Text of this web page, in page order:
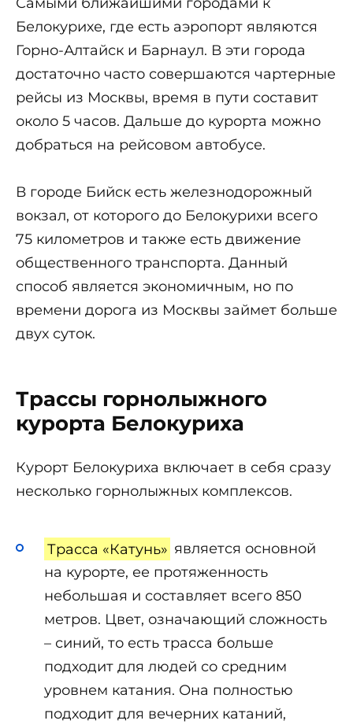
Белокурихе, где есть аэропорт являются
Горно-Алтайск и Барнаул. В эти города
достаточно часто совершаются чартерные
рейсы из Москвы, время в пути составит
около 5 часов. Дальше до курорта можно
добраться на рейсовом автобусе.
В городе Бийск есть железнодорожный
вокзал, от которого до Белокурихи всего
75 километров и также есть движение
общественного транспорта. Данный
способ является экономичным, но по
времени дорога из Москвы займет больше
двух суток.
Трассы горнолыжного
курорта Белокуриха
Курорт Белокуриха включает в себя сразу
несколько горнолыжных комплексов.
Трасса «Катунь» является основной
на курорте, ее протяженность
небольшая и составляет всего 850
метров. Цвет, означающий сложность
– синий, то есть трасса больше
подходит для людей со средним
уровнем катания. Она полностью
подходит для вечерних катаний,